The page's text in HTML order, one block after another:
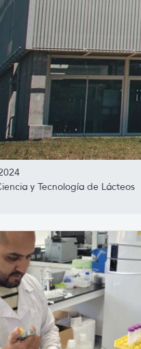
y Tecnología de Lácteos